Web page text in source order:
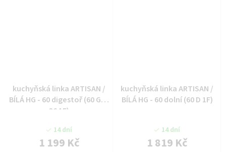
kuchyňská linka ARTISAN /
BÍLÁ HG - 60 digestoř (60 GU-
36 1F)
14 dní
1 199 Kč
kuchyňská linka ARTISAN /
BÍLÁ HG - 60 dolní (60 D 1F)
14 dní
1 819 Kč